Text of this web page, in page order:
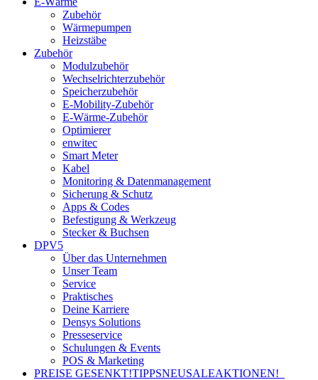
Zubehör
Wärmepumpen
Heizstäbe
Zubehör
Modulzubehör
Wechselrichterzubehör
Speicherzubehör
E-Mobility-Zubehör
E-Wärme-Zubehör
Optimierer
enwitec
Smart Meter
Kabel
Monitoring & Datenmanagement
Sicherung & Schutz
Apps & Codes
Befestigung & Werkzeug
Stecker & Buchsen
DPV5
Über das Unternehmen
Unser Team
Service
Praktisches
Deine Karriere
Densys Solutions
Presseservice
Schulungen & Events
POS & Marketing
PREISE GESENKT!TIPPSNEUSALEAKTIONEN!